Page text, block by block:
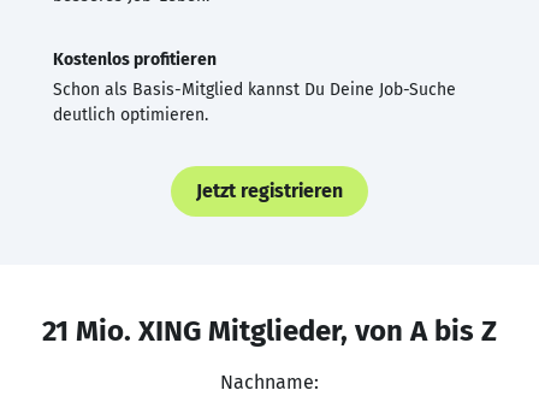
Kostenlos profitieren
Schon als Basis-Mitglied kannst Du Deine Job-Suche
deutlich optimieren.
Jetzt registrieren
21 Mio. XING Mitglieder, von A bis Z
Nachname: